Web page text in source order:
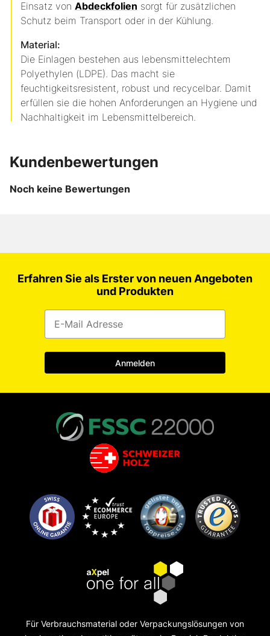
Einsatz von Abdeckfolien sorgt für zusätzlichen
Schutz beim Transport oder in der Kühlung.
Material:
Die Einlagen bestehen aus lebensmittelechtem
Polyethylen (LDPE). Das macht sie
feuchtigkeitsresistent, robust und recycelbar. Damit
erfüllen sie die hohen Anforderungen an Hygiene und
Nachhaltigkeit im Lebensmittelbereich.
Kundenbewertungen
Noch keine Bewertungen
Erfahren Sie als Erster von neuen Angeboten
und Produkten
Anmelden
Für Verbrauchsmaterial oder Verpackungslösungen von